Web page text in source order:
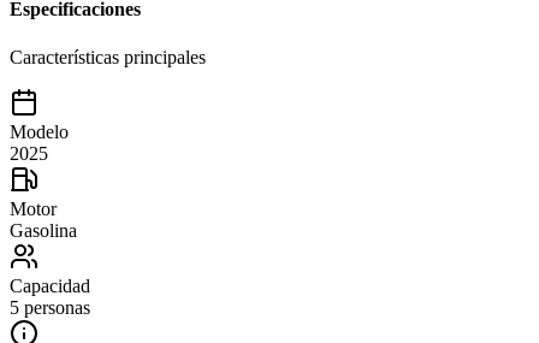
Especificaciones
Características principales
Modelo
2025
Motor
Gasolina
Capacidad
5 personas